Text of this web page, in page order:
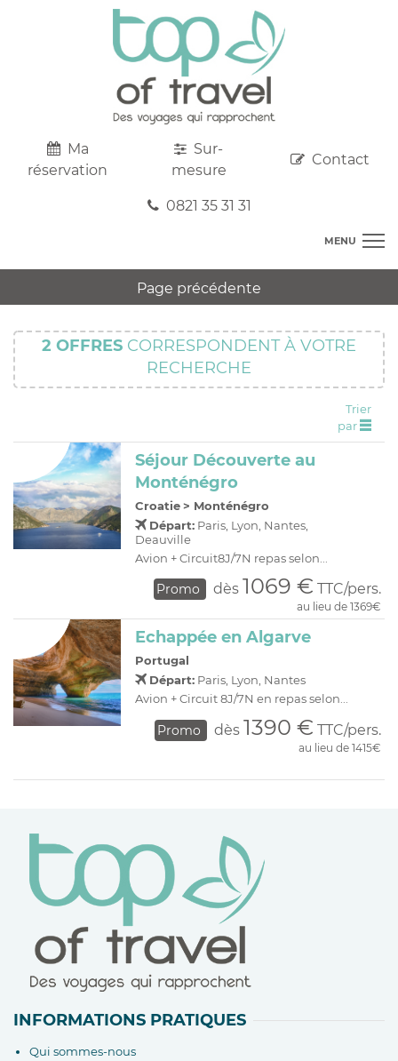
Ma
réservation
Sur-
mesure
Contact
0821 35 31 31
MENU
DESTINATIONS
AU DEPART DE CHEZ VOUS
SEJOURS
CIRCUITS
Page précédente
2 OFFRES CORRESPONDENT À VOTRE
RECHERCHE
Trier
par
Séjour Découverte au
Monténégro
Croatie > Monténégro
Départ: Paris, Lyon, Nantes,
Deauville
Avion + Circuit8J/7N repas selon...
Promo dès 1069 € TTC/pers.
au lieu de 1369€
Echappée en Algarve
Portugal
Départ: Paris, Lyon, Nantes
Avion + Circuit 8J/7N en repas selon...
Promo dès 1390 € TTC/pers.
au lieu de 1415€
INFORMATIONS PRATIQUES
Qui sommes-nous